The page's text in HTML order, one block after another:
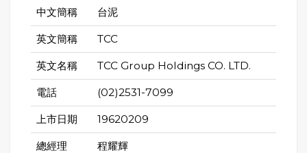
中文簡稱 台泥
英文簡稱 TCC
英文名稱 TCC Group Holdings CO. LTD.
電話 (02)2531-7099
上市日期 19620209
總經理 程耀輝